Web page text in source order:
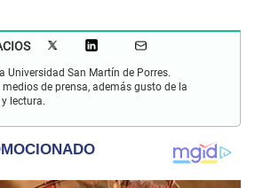
Universidad San Martín de Porres.
medios de prensa, además gusto de la
lectura.